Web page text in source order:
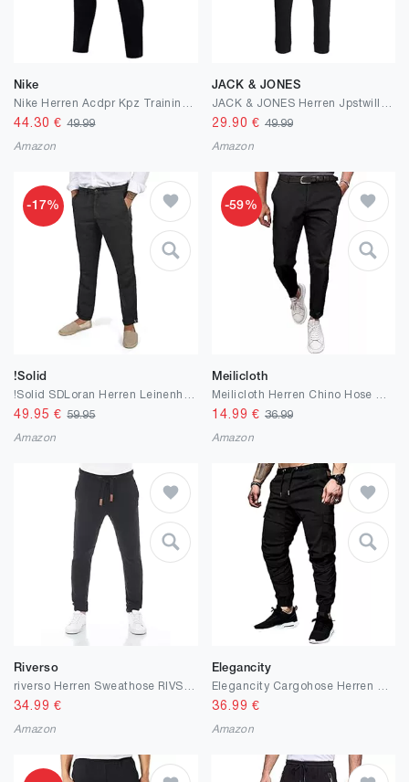
Nike
44.30 €49.99
Amazon
JACK & JONES
29.90 € 49.99
Amazon
-17%
!Solid
49.95 €59.95
Amazon
-59%
Meilicloth
14.99 € 36.99
Amazon
Riverso
34.99 €
Amazon
Elegancity
36.99 €
Amazon